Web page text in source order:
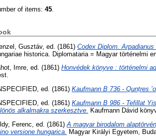
of items: 45
Gusztáv, ed. (1861) Codex Diplom.
historica. Diplomataria = Magyar történelmi
Imre, ed. (1861) Honvédek könyve : történelmi
ed. (1861) Kaufmann B 736 - Qunṭres
ed. (1861) Kaufmann B 986 - Tefillat
alkalmakra szerkesztve.
Kaufmann Dávid
Ferenc , ed. (1861) A magyar birodalom
versione hungarica.
Magyar Királyi Egyetem,